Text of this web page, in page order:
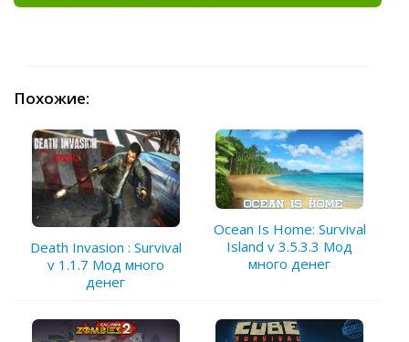
Похожие:
Death Invasion : Survival
v 1.1.7 Мод много
денег
Ocean Is Home: Survival
Island v 3.5.3.3 Мод
много денег